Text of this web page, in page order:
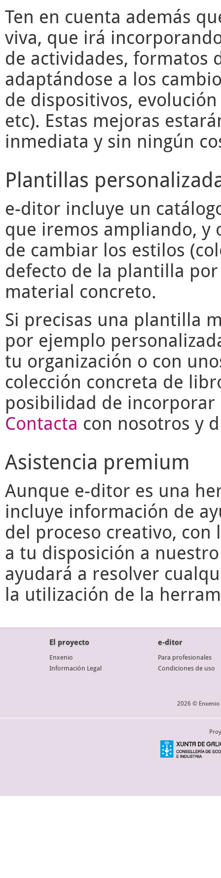
Ten en cuenta además
viva, que irá
de actividades, formatos
adaptándose a los
de dispositivos,
etc). Estas mejoras
inmediata y sin ningún
Plantillas
e-ditor incluye un
que iremos ampliando, y
de cambiar los estilos
defecto de la plantilla
material concreto.
Si precisas una plantilla
por ejemplo
tu organización o con
colección concreta de
posibilidad de
Contacta con nosotros y
Asistencia premium
Aunque e-ditor es una
incluye información de
del proceso creativo,
a tu disposición a
ayudará a resolver
la utilización de la
El proyecto
Enxenio
Información Legal
e-ditor
Para profesionales
Condiciones de uso
2026 © Enxenio